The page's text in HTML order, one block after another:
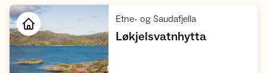
Etne- og Saudafjella,
Løkjelsvatnhytta,